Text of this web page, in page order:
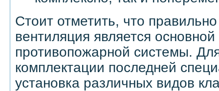
Стоит отметить, что
вентиляция является
противопожарной системы.
комплектации последней
установка различных видов